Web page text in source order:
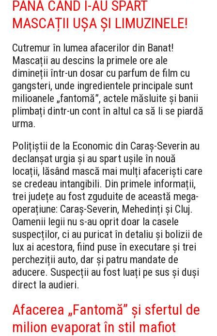
PÂNĂ CÂND I-AU SPART
MASCAȚII UȘA ȘI LIMUZINELE!
Cutremur în lumea afacerilor din Banat!
Mascații au descins la primele ore ale
dimineții într-un dosar cu parfum de film cu
gangsteri, unde ingredientele principale sunt
milioanele „fantomă”, actele măsluite și banii
plimbați dintr-un cont în altul ca să li se piardă
urma.
Polițiștii de la Economic din Caraș-Severin au
declanșat urgia și au spart ușile în nouă
locații, lăsând mască mai mulți afaceriști care
se credeau intangibili. Din primele informații,
trei județe au fost zguduite de această mega-
operațiune: Caraș-Severin, Mehedinți și Cluj.
Oamenii legii nu s-au oprit doar la casele
suspecților, ci au puricat în detaliu și bolizii de
lux ai acestora, fiind puse în executare și trei
percheziții auto, dar și patru mandate de
aducere. Suspecții au fost luați pe sus și duși
direct la audieri.
Afacerea „Fantomă” și sfertul de
milion evaporat în stil mafiot